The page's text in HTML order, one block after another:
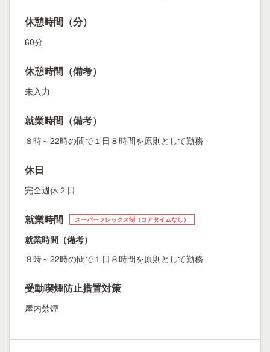
休憩時間（分）
60分
休憩時間（備考）
未入力
就業時間（備考）
８時～22時の間で１日８時間を原則として勤務
休日
完全週休２日
就業時間 スーパーフレックス制（コアタイムなし）
就業時間（備考）
８時～22時の間で１日８時間を原則として勤務
受動喫煙防止措置対策
屋内禁煙